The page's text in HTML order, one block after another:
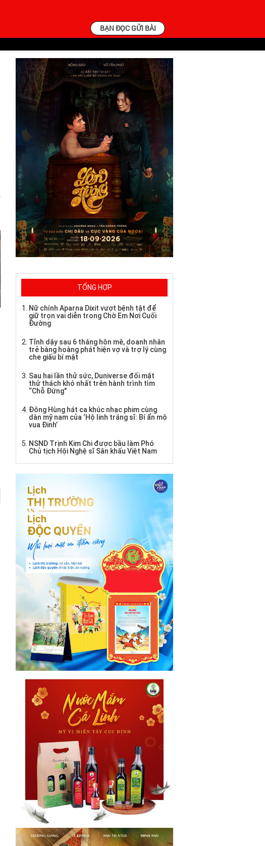
BẠN ĐỌC GỬI BÀI
TỔNG HỢP
Nữ chính Aparna Dixit vượt bệnh tật để
giữ trọn vai diễn trong Chờ Em Nơi Cuối
Đường
Tỉnh dậy sau 6 tháng hôn mê, doanh nhân
trẻ bàng hoàng phát hiện vợ và trợ lý cùng
che giấu bí mật
Sau hai lần thử sức, Duniverse đối mặt
thử thách khó nhất trên hành trình tìm
“Chỗ Đứng"
Đông Hùng hát ca khúc nhạc phim cùng
dàn mỹ nam của ‘Hộ linh tráng sĩ: Bí ẩn mộ
vua Đinh’
NSND Trịnh Kim Chi được bầu làm Phó
Chủ tịch Hội Nghệ sĩ Sân khấu Việt Nam